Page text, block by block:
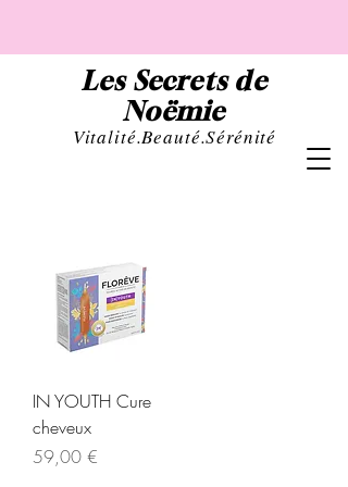
Les Secrets de
Noëmie
Vitalité.Beauté.Sérénité
IN YOUTH Cure
cheveux
Prix
59,00 €